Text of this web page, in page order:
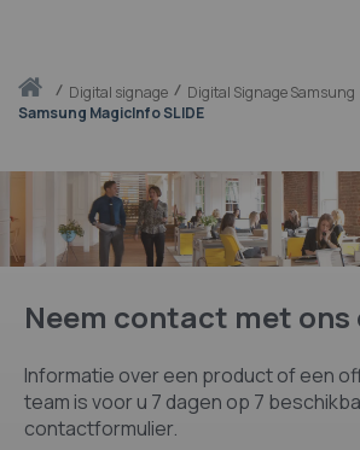
Thuisdigital signage
Digital Signage Samsung
Samsung MagicInfo SLIDE
Neem contact met ons
Informatie over een product of een
team is voor u 7 dagen op 7
contactformulier.